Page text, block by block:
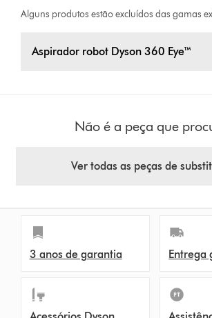
Alguns produtos estão excluídos das gamas
Aspirador robot Dyson 360 Eye™
Não é a peça que
Ver todas as peças de
3 anos de garantia Entrega